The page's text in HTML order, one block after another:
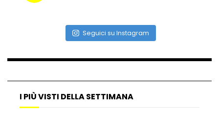
male
Seguici su Instagram
I PIÙ VISTI DELLA SETTIMANA